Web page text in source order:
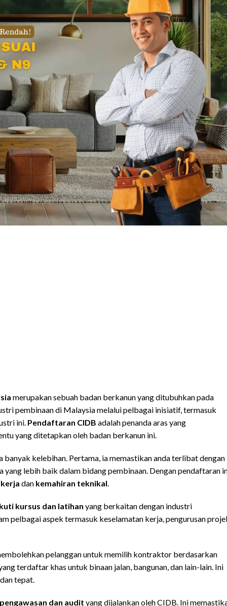
merupakan sebuah badan berkanun yang ditubuhkan pada
pembinaan di Malaysia melalui pelbagai inisiatif, termasuk
ini. Pendaftaran CIDB adalah penanda aras yang
yang ditetapkan oleh badan berkanun ini.
kelebihan. Pertama, ia memastikan anda terlibat dengan
lebih baik dalam bidang pembinaan. Dengan pendaftaran
dan kemahiran teknikal.
kursus dan latihan yang berkaitan dengan industri
pelbagai aspek termasuk keselamatan kerja, pengurusan
pelanggan untuk memilih kontraktor berdasarkan
terdaftar khas untuk binaan jalan, bangunan, dan lain-lain. Ini
tepat.
pengawasan dan audit yang dijalankan oleh CIDB. Ini